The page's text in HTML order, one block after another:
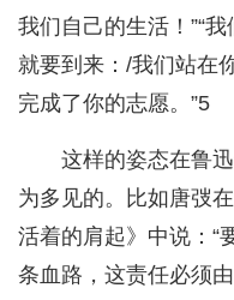
我们自己的生活！”“
就要到来：/我们站在
完成了你的志愿。”5
这样的姿态在鲁
为多见的。比如唐弢
活着的肩起》中说：“
条血路，这责任必须